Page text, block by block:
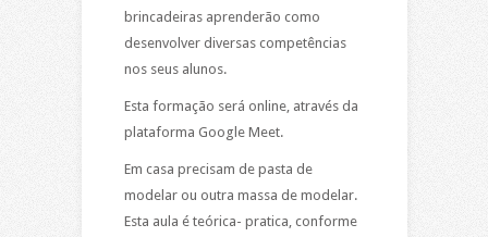
brincadeiras aprenderão como
desenvolver diversas competências
nos seus alunos.
Esta formação será online, através da
plataforma Google Meet.
Em casa precisam de pasta de
modelar ou outra massa de modelar.
Esta aula é teórica- pratica, conforme